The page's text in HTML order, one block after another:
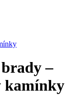
–
kamínky